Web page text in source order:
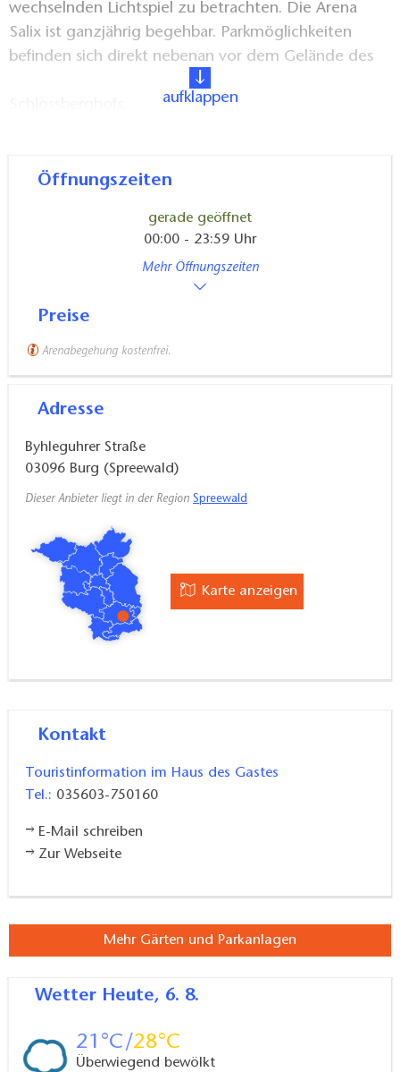
wechselnden Lichtspiel zu betrachten. Die Arena
Salix ist ganzjährig begehbar. Parkmöglichkeiten
befinden sich direkt nebenan vor dem Gelände des
Touristeninformation Burg (Spreewald) erhältlich
aufklappen
Öffnungszeiten
gerade geöffnet
00:00 - 23:59 Uhr
Mehr Öffnungszeiten
Preise
Arenabegehung kostenfrei.
Adresse
Byhleguhrer Straße
03096 Burg (Spreewald)
Dieser Anbieter liegt in der Region Spreewald
Karte anzeigen
Kontakt
Touristinformation im Haus des Gastes
Tel.: 035603-750160
E-Mail schreiben
Zur Webseite
Mehr Gärten und Parkanlagen
Wetter Heute, 6. 8.
21 28
Überwiegend bewölkt